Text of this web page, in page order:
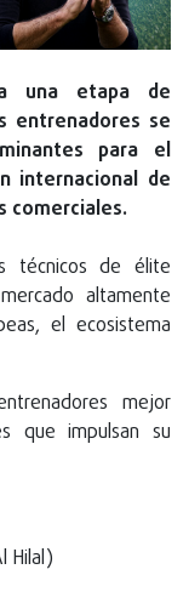
una etapa de
entrenadores se
para el
internacional de
comerciales.
técnicos de élite
altamente
el ecosistema
mejor
que impulsan su
Hilal)